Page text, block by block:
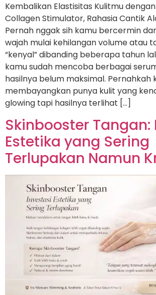
Kembalikan Elastisitas Kulitmu
Collagen Stimulator, Rahasia Cantik
Pernah nggak sih kamu bercermin
wajah mulai kehilangan volume atau
“kenyal” dibanding beberapa tahun
kamu sudah mencoba berbagai
hasilnya belum maksimal. Pernahkah
membayangkan punya kulit yang
glowing tapi hasilnya terlihat […]
Skinbooster Tangan:
Estetika yang Sering
Terlupakan Namun